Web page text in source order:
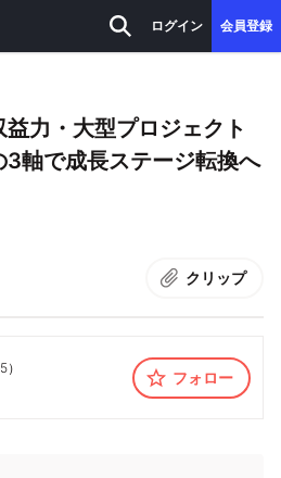
ログイン 会員登録
力・大型プロジェクト
3軸で成長ステージ転換へ
クリップ
）
フォロー